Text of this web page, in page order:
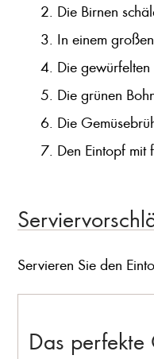
Die Birnen
In einem
Die
Die grünen
Die
Den Eintopf mit
Servieren Sie den
Das perfekte